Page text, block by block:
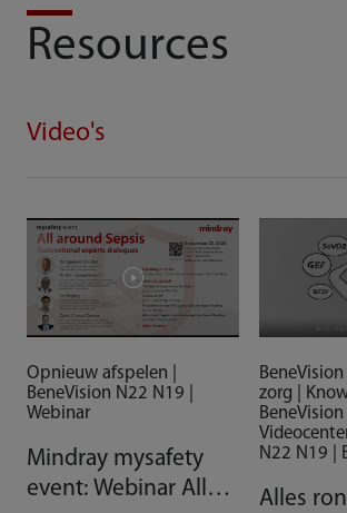
Resources
Video's
Opnieuw afspelen |
BeneVision N22 N19 |
Webinar
Mindray mysafety
event: Webinar Alles
zorg |
BeneVision
N22 N19 |
Alles